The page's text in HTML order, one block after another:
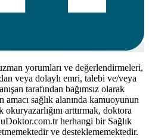
yorumları ve değerlendirmeleri,
veya dolaylı emri, talebi ve/veya
tarafından bağımsız olarak
amacı sağlık alanında kamuoyunun
arttırmak, doktora
herhangi bir Sağlık
ve desteklememektedir.